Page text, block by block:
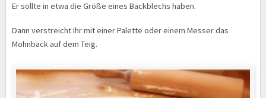
Er sollte in etwa die Größe eines Backblechs haben.
Dann verstreicht Ihr mit einer Palette oder einem Messer das
Mohnback auf dem Teig.